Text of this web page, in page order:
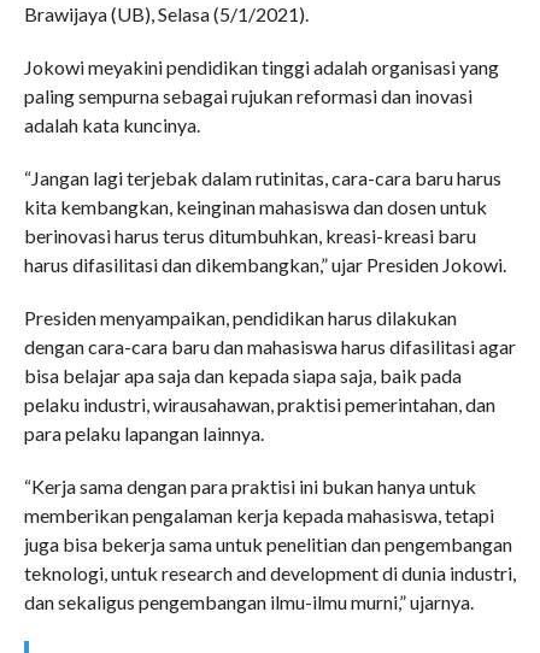
Brawijaya (UB), Selasa (5/1/2021).
Jokowi meyakini pendidikan tinggi adalah organisasi yang
paling sempurna sebagai rujukan reformasi dan inovasi
adalah kata kuncinya.
“Jangan lagi terjebak dalam rutinitas, cara-cara baru harus
kita kembangkan, keinginan mahasiswa dan dosen untuk
berinovasi harus terus ditumbuhkan, kreasi-kreasi baru
harus difasilitasi dan dikembangkan,” ujar Presiden Jokowi.
Presiden menyampaikan, pendidikan harus dilakukan
dengan cara-cara baru dan mahasiswa harus difasilitasi agar
bisa belajar apa saja dan kepada siapa saja, baik pada
pelaku industri, wirausahawan, praktisi pemerintahan, dan
para pelaku lapangan lainnya.
“Kerja sama dengan para praktisi ini bukan hanya untuk
memberikan pengalaman kerja kepada mahasiswa, tetapi
juga bisa bekerja sama untuk penelitian dan pengembangan
teknologi, untuk research and development di dunia industri,
dan sekaligus pengembangan ilmu-ilmu murni,” ujarnya.